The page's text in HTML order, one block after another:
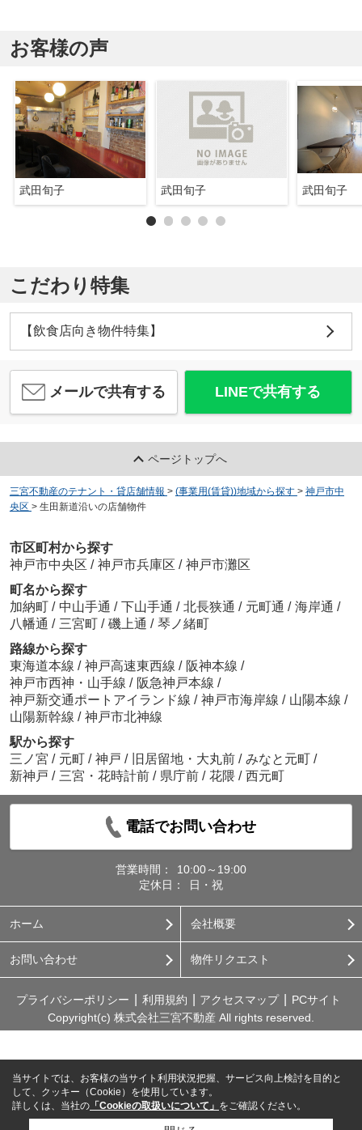
お客様の声
武田旬子 武田旬子 武田旬子
こだわり特集
【飲食店向き物件特集】
メールで共有する LINEで共有する
ページトップへ
三宮不動産のテナント・貸店舗情報 > (事業用(賃貸))地域から探す > 神戸市中
央区 > 生田新道沿いの店舗物件
市区町村から探す
神戸市中央区 / 神戸市兵庫区 / 神戸市灘区
町名から探す
加納町 / 中山手通 / 下山手通 / 北長狭通 / 元町通 / 海岸通 /
八幡通 / 三宮町 / 磯上通 / 琴ノ緒町
路線から探す
東海道本線 / 神戸高速東西線 / 阪神本線 /
神戸市西神・山手線 / 阪急神戸本線 /
神戸新交通ポートアイランド線 / 神戸市海岸線 / 山陽本線 /
山陽新幹線 / 神戸市北神線
駅から探す
三ノ宮 / 元町 / 神戸 / 旧居留地・大丸前 / みなと元町 /
新神戸 / 三宮・花時計前 / 県庁前 / 花隈 / 西元町
電話でお問い合わせ
営業時間：
10:00～19:00
定休日：
日・祝
ホーム 会社概要
お問い合わせ 物件リクエスト
プライバシーポリシー 利用規約 アクセスマップ
PCサイト
Copyright(c) 株式会社三宮不動産 All rights reserved.
当サイトでは、お客様の当サイト利用状況把握、サービス向上検討を目的と
して、クッキー（Cookie）を使用しています。
詳しくは、当社の 「Cookieの取扱いについて」 をご確認ください。